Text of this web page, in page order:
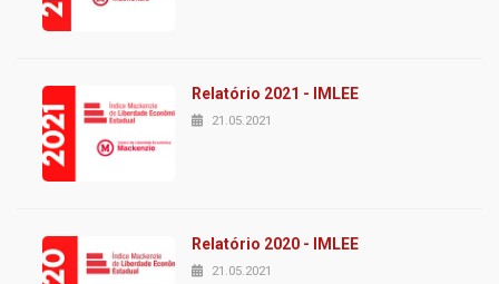
Relatório 2021 - IMLEE
21.05.2021
Relatório 2020 - IMLEE
21.05.2021